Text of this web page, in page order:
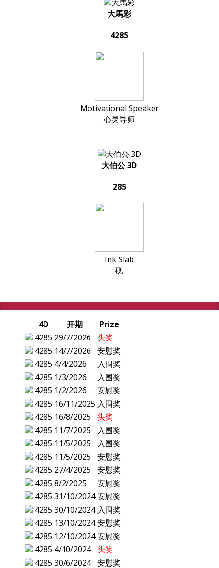
大馬彩
4285
Motivational Speaker
心灵导师
大伯公 3D
285
Ink Slab
砚
4D 开期
Prize
4285 29/7/2026
头奖
4285 14/7/2026
安慰奖
4285 4/4/2026
入围奖
4285 1/3/2026
入围奖
4285 1/2/2026
安慰奖
4285 16/11/2025 入围奖
4285 16/8/2025
头奖
4285 11/7/2025
入围奖
4285 11/5/2025
入围奖
4285 11/5/2025
安慰奖
4285 27/4/2025
安慰奖
4285 8/2/2025
安慰奖
4285 31/10/2024安慰奖
4285 30/10/2024 入围奖
4285 13/10/2024安慰奖
4285 12/10/2024安慰奖
4285 4/10/2024 头奖
4285 30/6/2024 安慰奖